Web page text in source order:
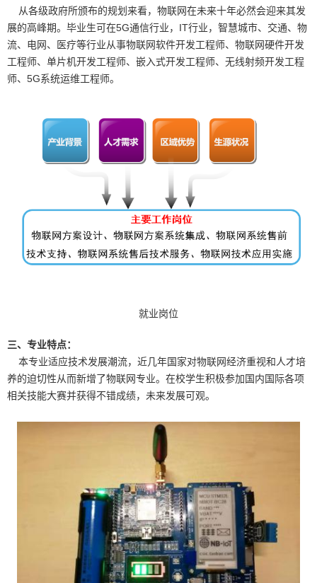
从各级政府所颁布的规划来看，物联网在未来十年必然会迎来其发
展的高峰期。毕业生可在5G通信行业，IT行业，智慧城市、交通、物
流、电网、医疗等行业从事物联网软件开发工程师、物联网硬件开发
工程师、单片机开发工程师、嵌入式开发工程师、无线射频开发工程
师、5G系统运维工程师。
就业岗位
三、专业特点：
本专业适应技术发展潮流，近几年国家对物联网经济重视和人才培
养的迫切性从而新增了物联网专业。在校学生积极参加国内国际各项
相关技能大赛并获得不错成绩，未来发展可观。